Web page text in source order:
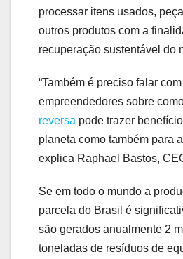
processar itens usados,
outros produtos com a
recuperação sustentável do
“Também é preciso falar
empreendedores sobre
reversa pode trazer
planeta como também para
explica Raphael Bastos,
Se em todo o mundo a
parcela do Brasil é
são gerados anualmente 2
toneladas de resíduos de